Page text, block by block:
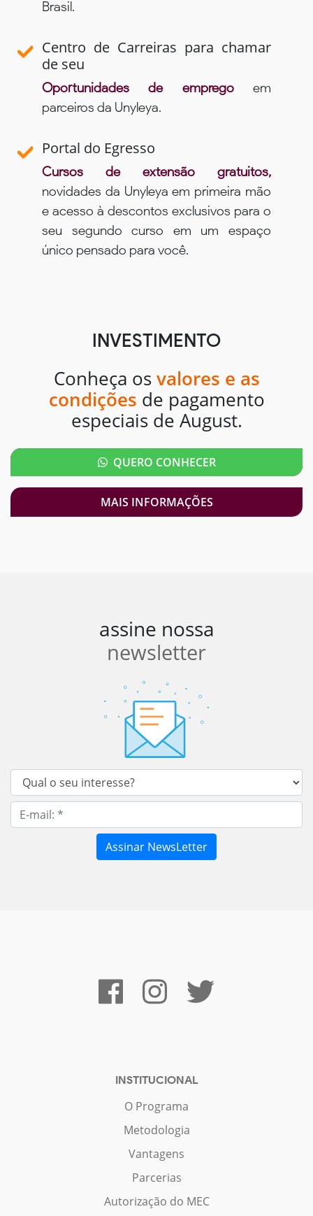
Brasil.
Centro de Carreiras para chamar
de seu
Oportunidades de empregoem
parceiros da Unyleya.
Portal do Egresso
Cursos de extensão gratuitos,
novidades da Unyleya em primeira mão
e acesso à descontos exclusivos para o
seu segundo curso em um espaço
único pensado para você.
INVESTIMENTO
Conheça os valores e as
condições de pagamento
especiais de August.
QUERO CONHECER
MAIS INFORMAÇÕES
assine nossa
newsletter
INSTITUCIONAL
O Programa
Metodologia
Vantagens
Parcerias
Autorização do MEC